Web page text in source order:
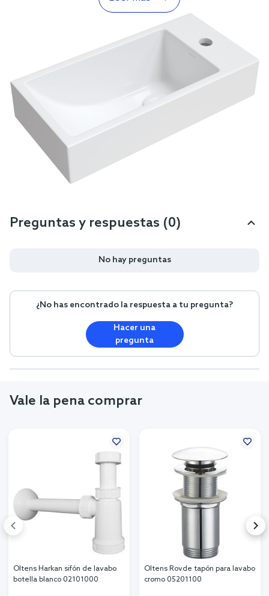
Preguntas y respuestas (0)
No hay preguntas
¿No has encontrado la respuesta a tu pregunta?
Hacer una
pregunta
Vale la pena comprar
Oltens Harkan sifón de lavabo
botella blanco 02101000
Oltens Rovde tapón para lavabo
cromo 05201100